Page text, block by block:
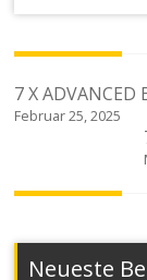
7 X
Februar 25, 2025
Neueste